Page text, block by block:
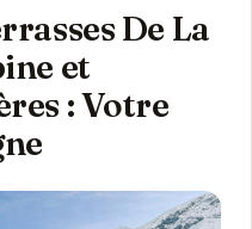
De La
et
: Votre